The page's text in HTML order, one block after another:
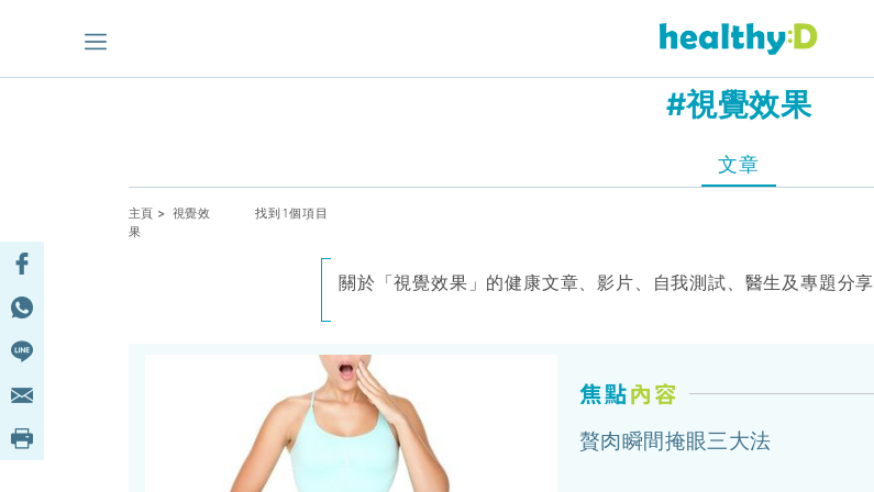
#視覺效果
文章
主頁 > 視覺效
果
找到1個項目
關於「視覺效果」的健康文章、影片、自我測試、醫生及專題分享
贅肉瞬間掩眼三大法